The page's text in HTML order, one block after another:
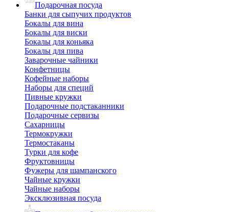
Подарочная посуда
Банки для сыпучих продуктов
Бокалы для вина
Бокалы для виски
Бокалы для коньяка
Бокалы для пива
Заварочные чайники
Конфетницы
Кофейные наборы
Наборы для специй
Пивные кружки
Подарочные подстаканники
Подарочные сервизы
Сахарницы
Термокружки
Термостаканы
Турки для кофе
Фруктовницы
Фужеры для шампанского
Чайные кружки
Чайные наборы
Эксклюзивная посуда